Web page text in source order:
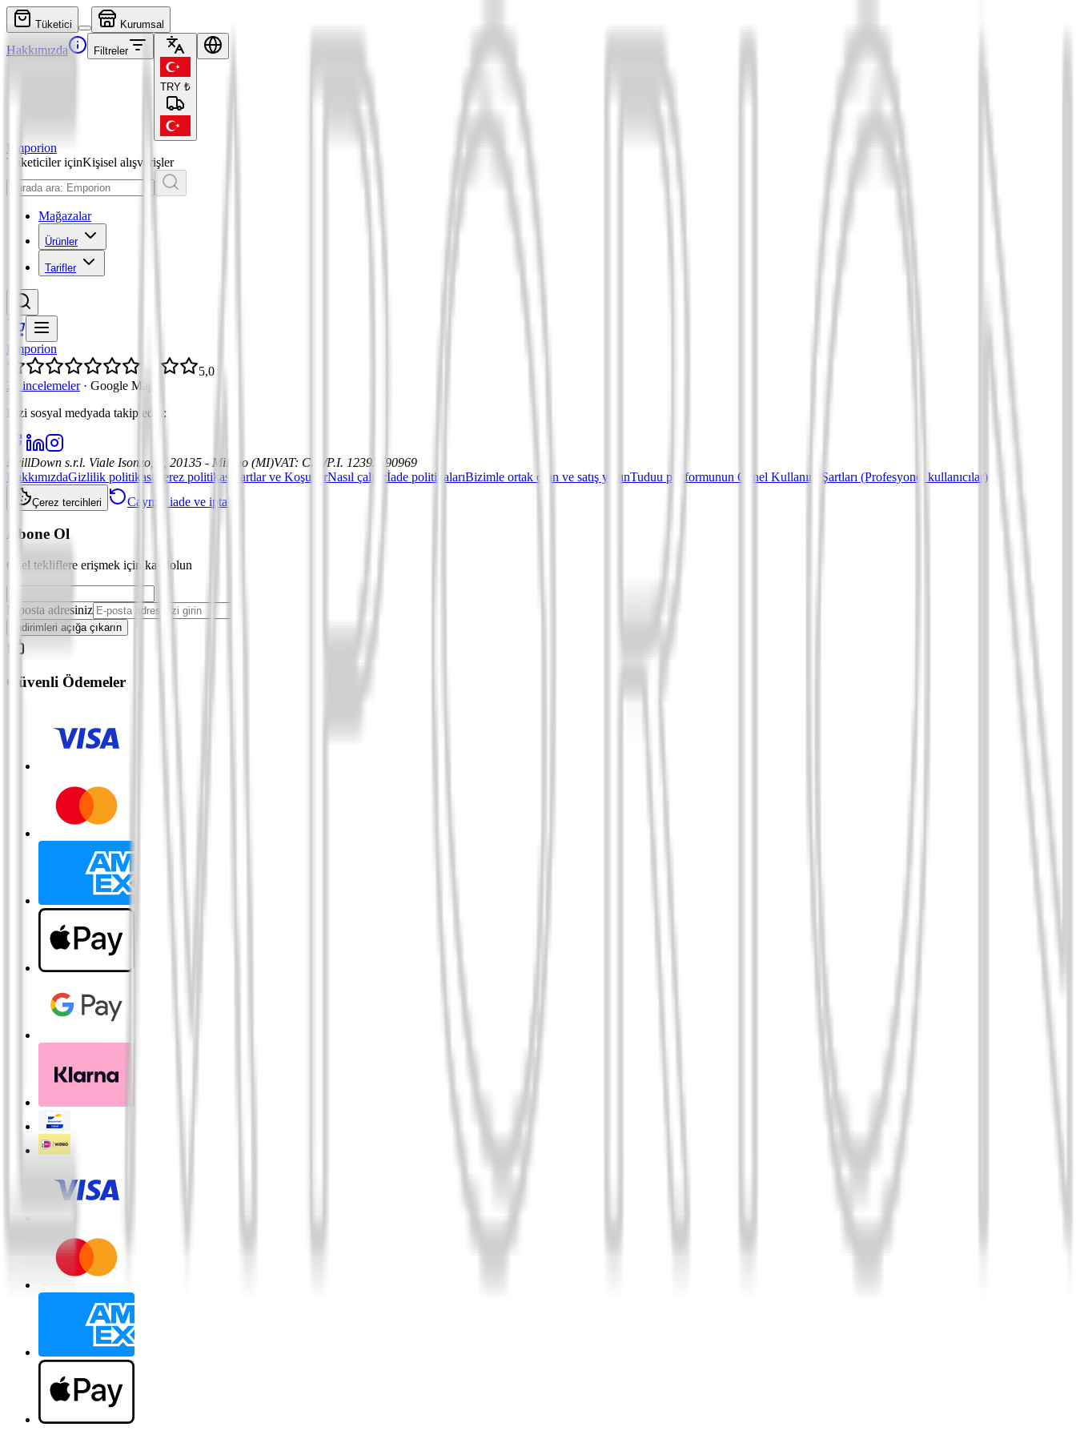
Tüketici Kurumsal
Hakkımızda Filtreler
TRY ₺
Emporion
Tüketiciler içinKişisel alışverişler
Mağazalar
Ürünler
Tarifler
Emporion
5,0
21 incelemeler · Google Maps
Bizi sosyal medyada takip edin :
DrillDown s.r.l. Viale Isonzo, 8, 20135 - Milano (MI)VAT: C.F./P.I. 12392590969
HakkımızdaGizlilik politikası Çerez politikası Şartlar ve KoşullarNasıl çalışırİade politikalarıBizimle ortak olun ve satış yapınTuduu platformunun Genel Kullanım Şartları (Profesyonel kullanıcılar)
Çerez tercihleri Cayma, iade ve iptal
Abone Ol
Özel tekliflere erişmek için kaydolun
E-posta adresiniz
İndirimleri açığa çıkarın
Güvenli Ödemeler